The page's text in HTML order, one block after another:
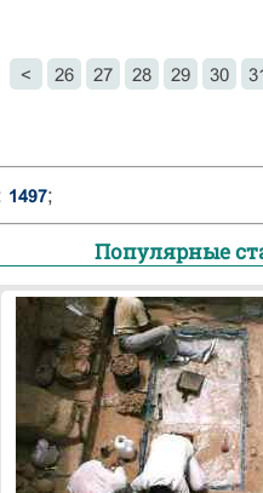
< 26 27 28 29 30
1497;
Популярные